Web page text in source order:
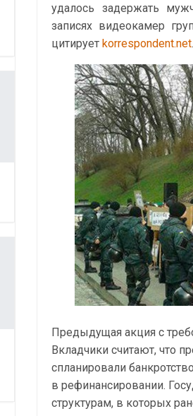
удалось задержать
записях видеокамер
цитируетkorrespondent.net.
Предыдущая акция с
Вкладчики считают, что
спланировали
в рефинансировании.
структурам, в которых